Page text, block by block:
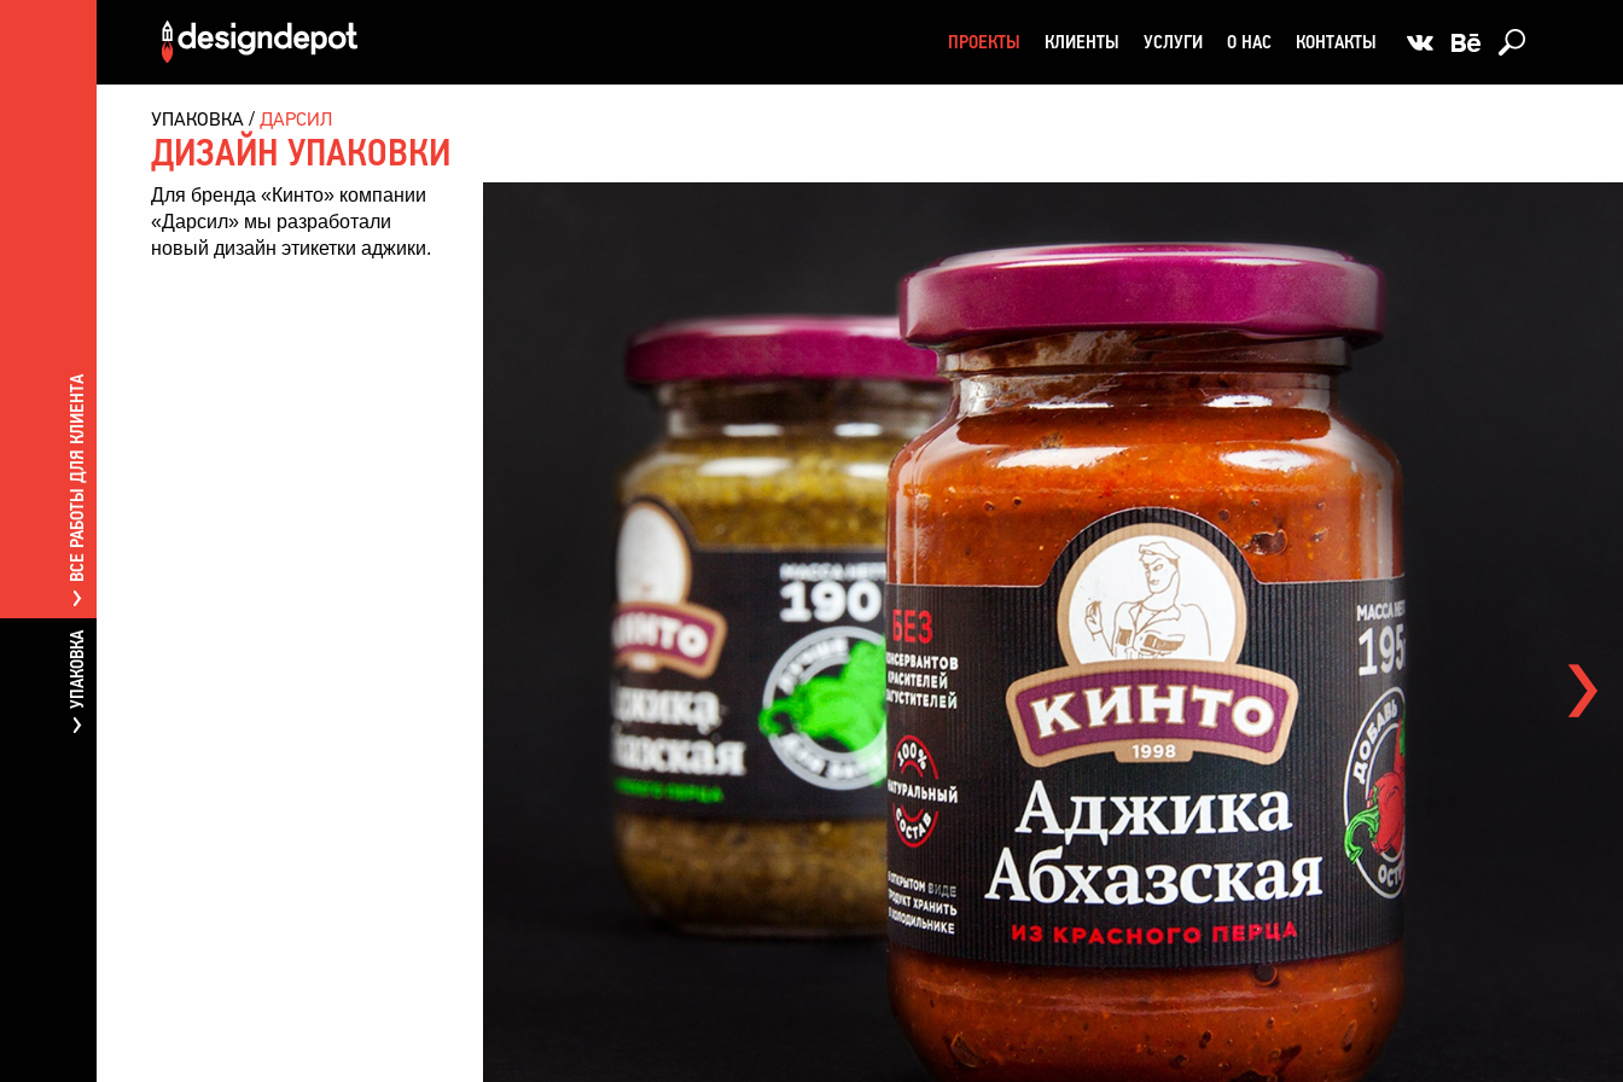
ПРОЕКТЫ КЛИЕНТЫ УСЛУГИ О НАС КОНТАКТЫ
ВСЕ РАБОТЫ ДЛЯ КЛИЕНТА
УПАКОВКА
УПАКОВКА ДАРСИЛ
ДИЗАЙН УПАКОВКИ
Для бренда «Кинто» компании
«Дарсил» мы разработали
новый дизайн этикетки аджики.